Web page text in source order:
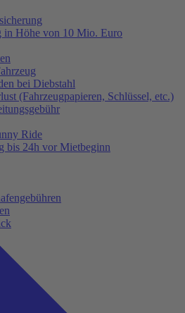
in Höhe von 10 Mio. Euro
bei Diebstahl
(Fahrzeugpapieren, Schlüssel, etc.)
Ride
bis 24h vor Mietbeginn